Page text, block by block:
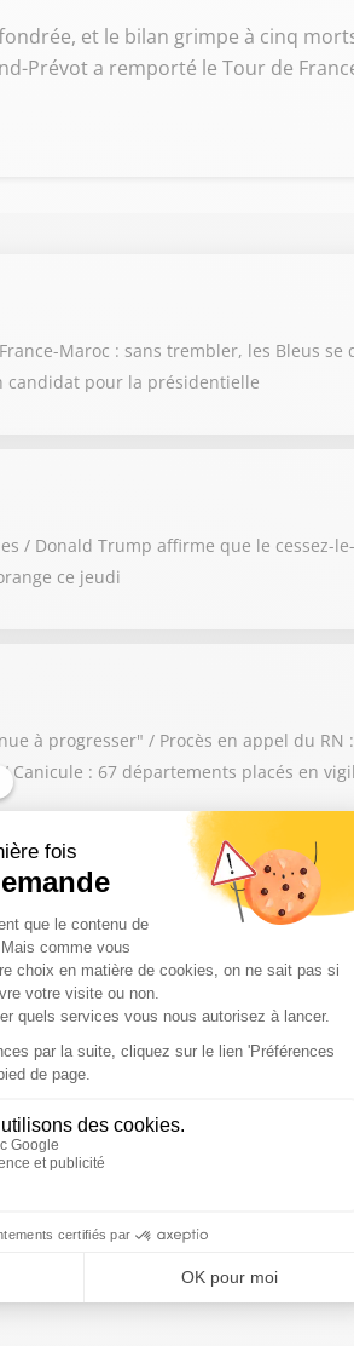
et le bilan grimpe à cinq
Prévot a remporté le Tour de
Maroc : sans trembler, les Bleus
candidat pour la présidentielle
/ Donald Trump affirme que le cessez-
ce jeudi
à progresser" / Procès en appel du RN
: 67 départements placés en
? / Aveux de Cédric Jubillar : son
feu a parcouru 4.900 hectares
l'Aude et l'Hérault / Ukraine : au moins
vacances